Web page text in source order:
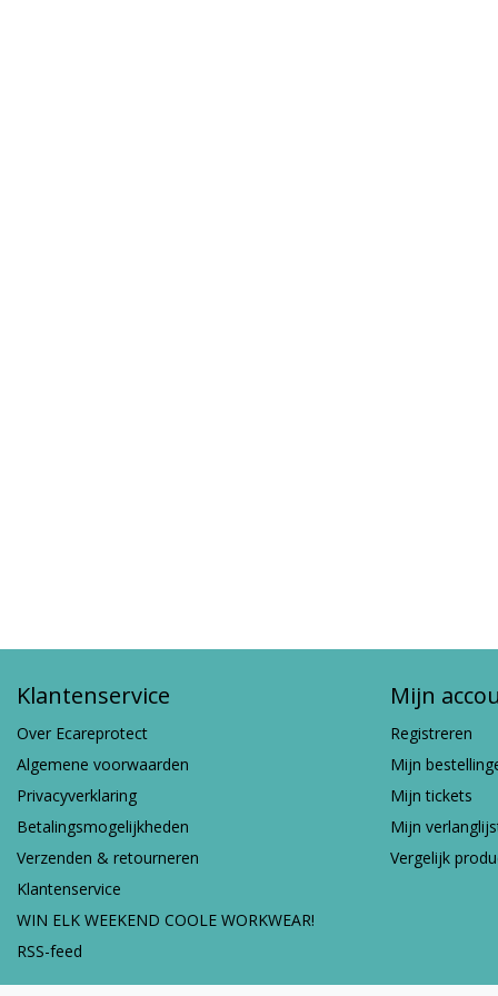
Klantenservice
Over Ecareprotect
Algemene voorwaarden
Privacyverklaring
Betalingsmogelijkheden
Verzenden & retourneren
Klantenservice
WIN ELK WEEKEND COOLE WORKWEAR!
RSS-feed
Mijn
Registreren
Mijn
Mijn tickets
Mijn
Vergelijk